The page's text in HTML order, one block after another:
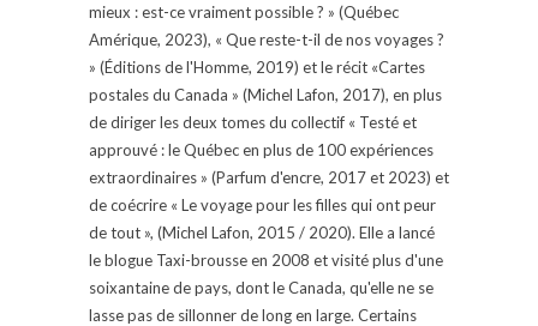
mieux : est-ce vraiment possible ? » (Québec
Amérique, 2023), « Que reste-t-il de nos voyages ?
» (Éditions de l'Homme, 2019) et le récit «Cartes
postales du Canada » (Michel Lafon, 2017), en plus
de diriger les deux tomes du collectif « Testé et
approuvé : le Québec en plus de 100 expériences
extraordinaires » (Parfum d'encre, 2017 et 2023) et
de coécrire « Le voyage pour les filles qui ont peur
de tout », (Michel Lafon, 2015 / 2020). Elle a lancé
le blogue Taxi-brousse en 2008 et visité plus d'une
soixantaine de pays, dont le Canada, qu'elle ne se
lasse pas de sillonner de long en large. Certains